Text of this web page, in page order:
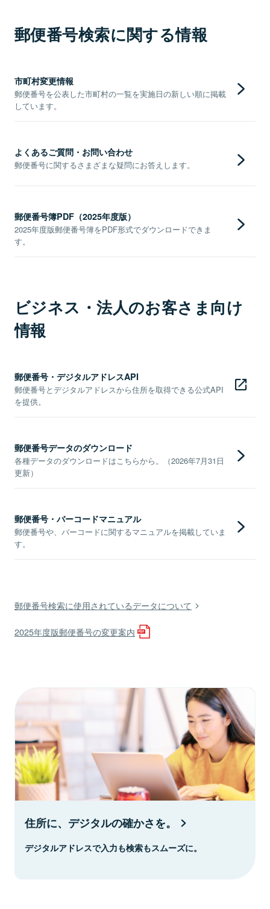
郵便番号検索に関する情報
市町村変更情報
郵便番号を公表した市町村の一覧を実施日の新しい順に掲載
しています。
よくあるご質問・お問い合わせ
郵便番号に関するさまざまな疑問にお答えします。
郵便番号簿PDF（2025年度版）
2025年度版郵便番号簿をPDF形式でダウンロードできま
す。
ビジネス・法人のお客さま向け
情報
郵便番号・デジタルアドレスAPI
郵便番号とデジタルアドレスから住所を取得できる公式API
を提供。
郵便番号データのダウンロード
各種データのダウンロードはこちらから。（2026年7月31日
更新）
郵便番号・バーコードマニュアル
郵便番号や、バーコードに関するマニュアルを掲載していま
す。
郵便番号検索に使用されているデータについて
2025年度版郵便番号の変更案内
住所に、デジタルの確かさを。
デジタルアドレスで入力も検索もスムーズに。